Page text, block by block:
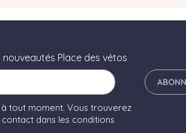
Place des vétos
tout moment. Vous trouverez
dans les conditions